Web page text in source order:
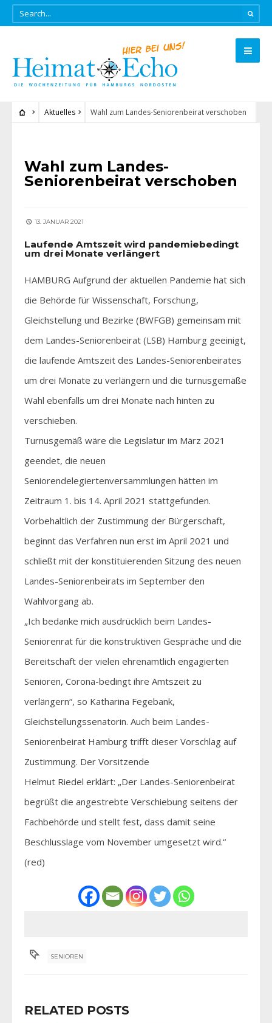
Aktuelles Wahl zum Landes-Seniorenbeirat verschoben
Wahl zum Landes-
Seniorenbeirat verschoben
13. JANUAR 2021
Laufende Amtszeit wird pandemiebedingt
um drei Monate verlängert
HAMBURG Aufgrund der aktuellen Pandemie hat sich
die Behörde für Wissenschaft, Forschung,
Gleichstellung und Bezirke (BWFGB) gemeinsam mit
dem Landes-Seniorenbeirat (LSB) Hamburg geeinigt,
die laufende Amtszeit des Landes-Seniorenbeirates
um drei Monate zu verlängern und die turnusgemäße
Wahl ebenfalls um drei Monate nach hinten zu
verschieben.
Turnusgemäß wäre die Legislatur im März 2021
geendet, die neuen
Seniorendelegiertenversammlungen hätten im
Zeitraum 1. bis 14. April 2021 stattgefunden.
Vorbehaltlich der Zustimmung der Bürgerschaft,
beginnt das Verfahren nun erst im April 2021 und
schließt mit der konstituierenden Sitzung des neuen
Landes-Seniorenbeirats im September den
Wahlvorgang ab.
„Ich bedanke mich ausdrücklich beim Landes-
Seniorenrat für die konstruktiven Gespräche und die
Bereitschaft der vielen ehrenamtlich engagierten
Senioren, Corona-bedingt ihre Amtszeit zu
verlängern“, so Katharina Fegebank,
Gleichstellungssenatorin. Auch beim Landes-
Seniorenbeirat Hamburg trifft dieser Vorschlag auf
Zustimmung. Der Vorsitzende
Helmut Riedel erklärt: „Der Landes-Seniorenbeirat
begrüßt die angestrebte Verschiebung seitens der
Fachbehörde und stellt fest, dass damit seine
Beschlusslage vom November umgesetzt wird.“
(red)
SENIOREN
RELATED POSTS